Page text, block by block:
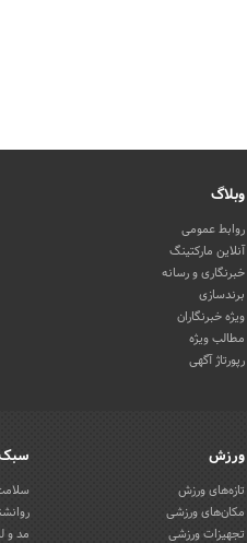
وبلاگ
روابط عمومی
آنلاین مارکتینگ
خبرنگاری و رسانه
برندسازی
ویژه خبرنگاران
مطالب ویژه
رپورتاژ آگهی
ورزش
تازه‌های ورزش
مکان‌های ورزشی
تجهیزات ورزشی
مد و